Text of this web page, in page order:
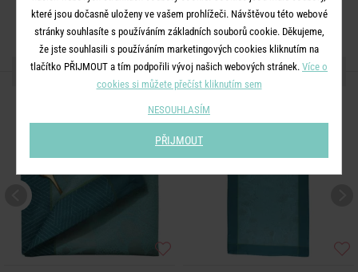
DALŠÍ PRODUKTY ZE SÉRIE
-50%
které jsou dočasně uloženy ve vašem prohlížeči. Návštěvou této webové
stránky souhlasíte s používáním základních souborů cookie. Děkujeme,
že jste souhlasili s používáním marketingových cookies kliknutím na
tlačítko PŘIJMOUT a tím podpořili vývoj našich webových stránek. Více o
cookies si můžete přečíst kliknutím sem
NESOUHLASÍM
PŘIJMOUT